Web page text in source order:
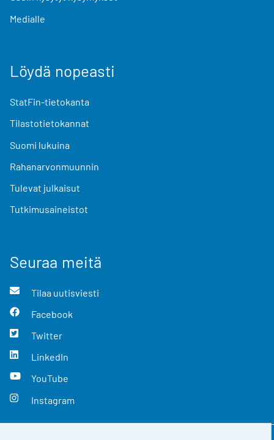
Medialle
Löydä nopeasti
StatFin-tietokanta
Tilastotietokannat
Suomi lukuina
Rahanarvonmuunnin
Tulevat julkaisut
Tutkimusaineistot
Seuraa meitä
Tilaa uutisviesti
Facebook
Twitter
LinkedIn
YouTube
Instagram